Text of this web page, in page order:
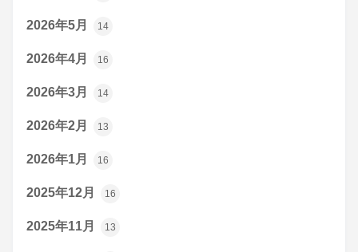
2026年5月 14
2026年4月 16
2026年3月 14
2026年2月 13
2026年1月 16
2025年12月 16
2025年11月 13